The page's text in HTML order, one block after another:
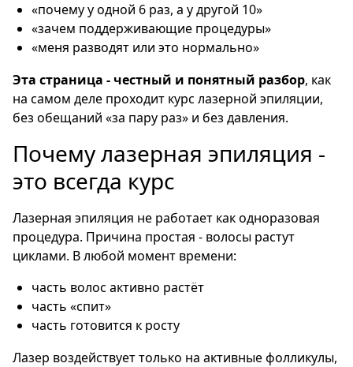
«почему у одной 6 раз, а у другой 10»
«зачем поддерживающие процедуры»
«меня разводят или это нормально»
Эта страница - честный и понятный разбор, как
на самом деле проходит курс лазерной эпиляции,
без обещаний «за пару раз» и без давления.
Почему лазерная эпиляция -
это всегда курс
Лазерная эпиляция не работает как одноразовая
процедура. Причина простая - волосы растут
циклами. В любой момент времени:
часть волос активно растёт
часть «спит»
часть готовится к росту
Лазер воздействует только на активные фолликулы,